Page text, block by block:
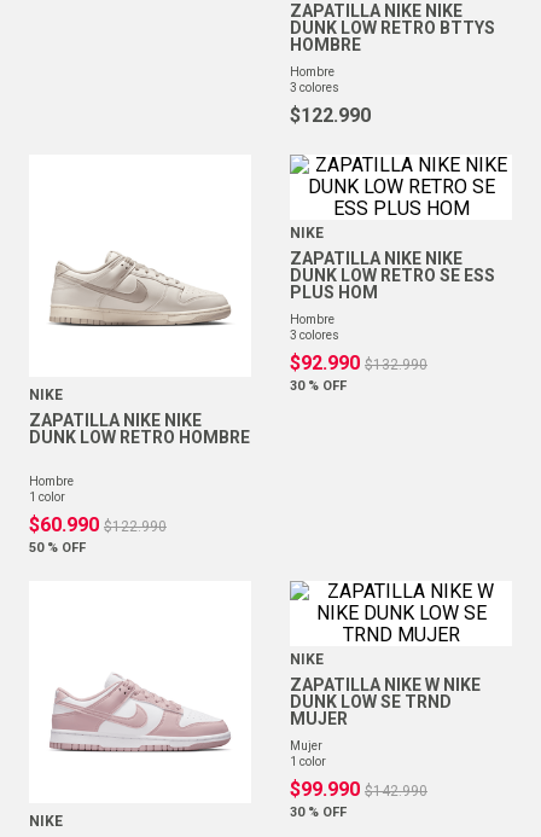
ZAPATILLA NIKE NIKE
DUNK LOW RETRO BTTYS
HOMBRE
hombre
3 colores
$122.990
NIKE
ZAPATILLA NIKE NIKE
DUNK LOW RETRO HOMBRE
hombre
1 color
$60.990 $122.990
50 % OFF
NIKE
ZAPATILLA NIKE NIKE
DUNK LOW RETRO SE ESS
PLUS HOM
hombre
3 colores
$92.990 $132.990
30 % OFF
NIKE
NIKE
ZAPATILLA NIKE W NIKE
DUNK LOW SE TRND
MUJER
mujer
1 color
$99.990 $142.990
30 % OFF